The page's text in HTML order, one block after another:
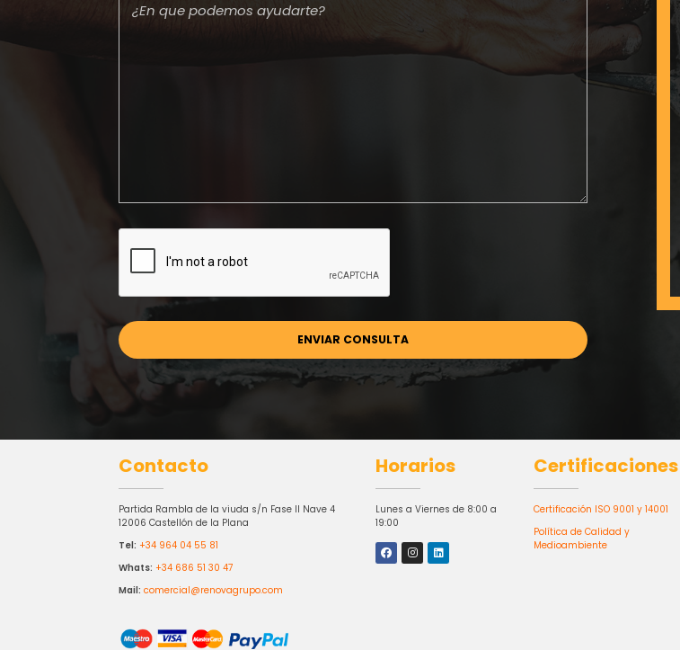
Contacto
Partida Rambla de la viuda s/n Fase II Nave 4
12006 Castellón de la Plana
Tel: +34 964 04 55 81
Whats: +34 686 51 30 47
Mail: comercial@renovagrupo.com
Horarios
Lunes a Viernes de 8:00 a
19:00
Certificaciones
Certificación ISO 9001 y 14001
Política de Calidad y
Medioambiente